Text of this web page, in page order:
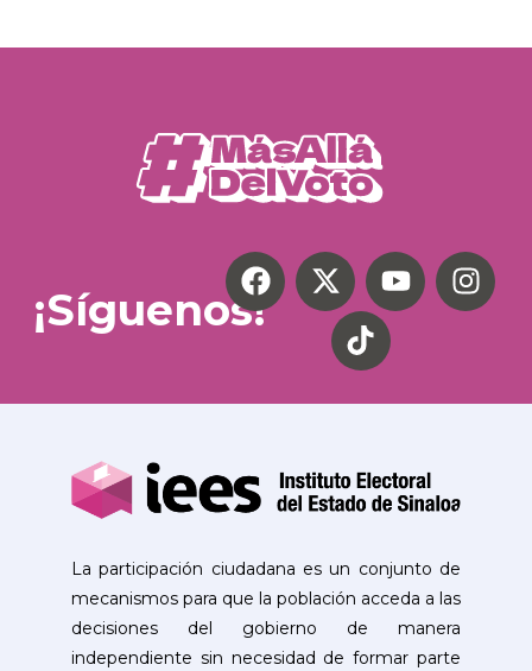
¡Síguenos!
La participación ciudadana es un conjunto de
mecanismos para que la población acceda a las
decisiones del gobierno de manera
independiente sin necesidad de formar parte